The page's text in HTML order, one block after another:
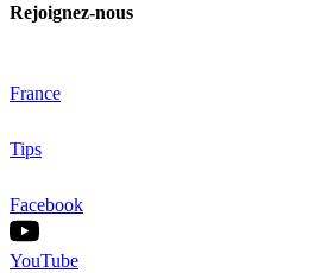
Rejoignez-nous
France
Tips
Facebook
YouTube